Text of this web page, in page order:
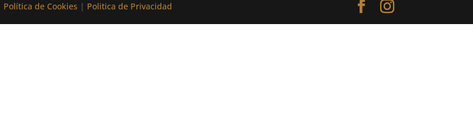
Política de Cookies | Politica de Privacidad